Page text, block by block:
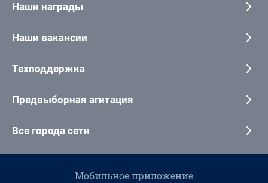
Наши награды
Наши вакансии
Техподдержка
Предвыборная агитация
Все города сети
Мобильное приложение